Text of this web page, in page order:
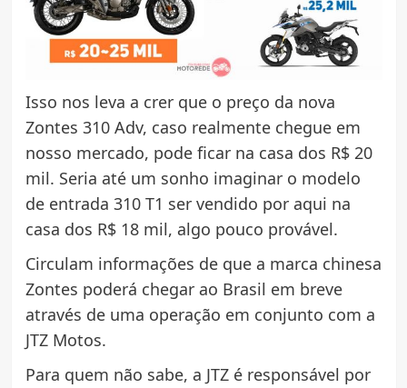
Isso nos leva a crer que o preço da nova
Zontes 310 Adv, caso realmente chegue em
nosso mercado, pode ficar na casa dos R$ 20
mil. Seria até um sonho imaginar o modelo
de entrada 310 T1 ser vendido por aqui na
casa dos R$ 18 mil, algo pouco provável.
Circulam informações de que a marca chinesa
Zontes poderá chegar ao Brasil em breve
através de uma operação em conjunto com a
JTZ Motos.
Para quem não sabe, a JTZ é responsável por